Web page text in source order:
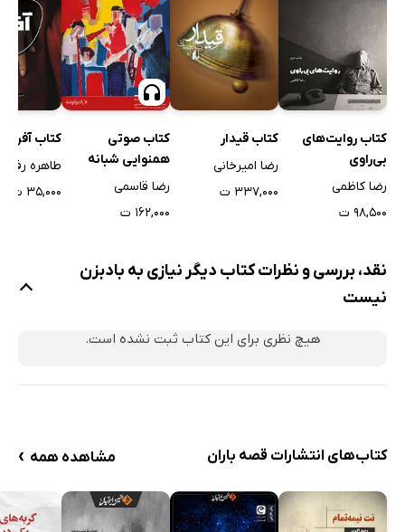
کتاب روایت‌های
بی‌راوی
رضا کاظمی
۹۸,۵۰۰ ت
کتاب قیدار
رضا امیرخانی
۳۳۷,۰۰۰ ت
کتاب صوتی
همنوایی شبانه
ارکستر چوب‌ها
رضا قاسمی
۱۶۲,۰۰۰ ت
کتاب آفرت
طاهره
۳۵,۰۰۰ ت
نقد، بررسی و نظرات کتاب دیگر نیازی به بادبزن
نیست
هیچ نظری برای این کتاب ثبت نشده است.
کتاب‌های انتشارات قصه باران مشاهده همه ›